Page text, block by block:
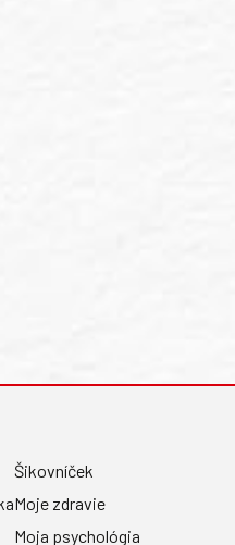
Šikovníček
Moje zdravie
Moja psychológia